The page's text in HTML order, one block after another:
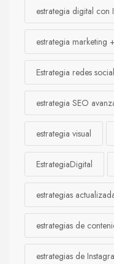
estrategia digital con
estrategia marketing
Estrategia redes
estrategia SEO
estrategia visual
EstrategiaDigital
estrategias
estrategias de
estrategias de